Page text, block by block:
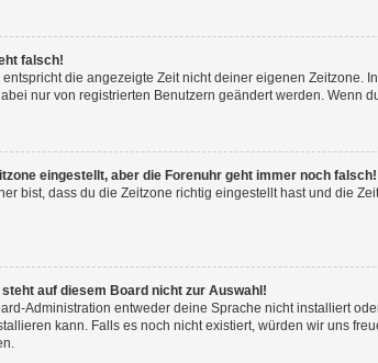
falsch!
die angezeigte Zeit nicht deiner eigenen Zeitzone.
nur von registrierten Benutzern geändert werden. Wenn
eingestellt, aber die Forenuhr geht immer noch falsch!
bist, dass du die Zeitzone richtig eingestellt hast und die
auf diesem Board nicht zur Auswahl!
Administration entweder deine Sprache nicht installiert
kann. Falls es noch nicht existiert, würden wir uns